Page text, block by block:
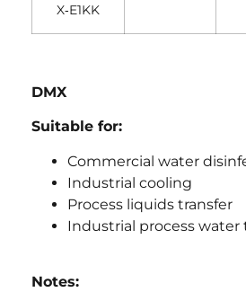
X‐E1KK
DMX
Suitable for:
Commercial water
Industrial cooling
Process liquids transfer
Industrial process
Notes: